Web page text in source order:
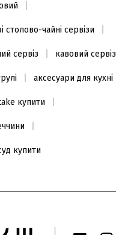
столово-чайні сервізи
сервіз кавовий сервіз
аксесуари для кухні
купити
купити